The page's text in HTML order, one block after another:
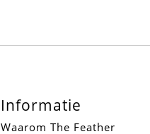
Informatie
Waarom The Feather